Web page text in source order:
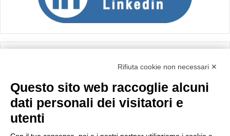
Importo netto (€):
Rifiuta cookie non necessari ✕
Questo sito web raccoglie alcuni
dati personali dei visitatori e
utenti